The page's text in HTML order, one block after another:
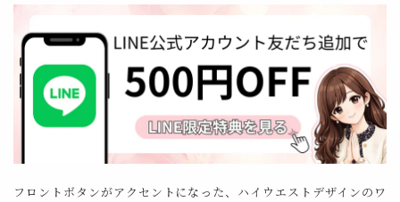
フロントボタンがアクセントになった、ハイウエストデザインのワ